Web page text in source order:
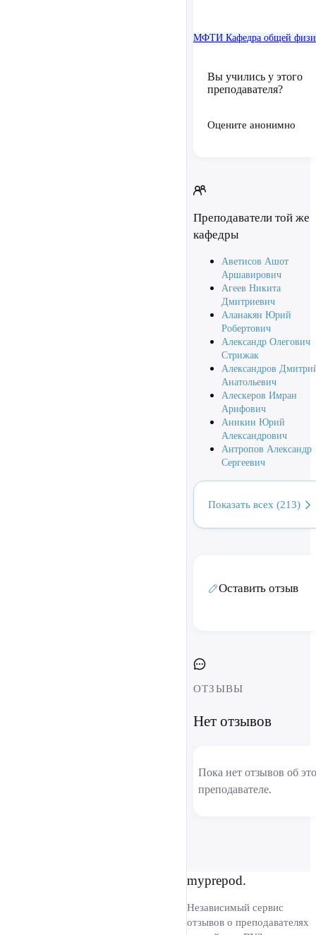
МФТИ Кафедра общей
Вы учились у этого
преподавателя?
Оцените анонимно
Преподаватели той же
кафедры
Аветисов Ашот
Аршавирович
Агеев Никита
Дмитриевич
Аланакян Юрий
Робертович
Александр Олегович
Стрижак
Александров
Анатольевич
Алескеров Имран
Арифович
Аникин Юрий
Александрович
Антропов Александр
Сергеевич
Показать всех (213)
Оставить отзыв
ОТЗЫВЫ
Нет отзывов
Пока нет отзывов об
преподавателе.
myprepod.
Независимый сервис
отзывов о преподавателях